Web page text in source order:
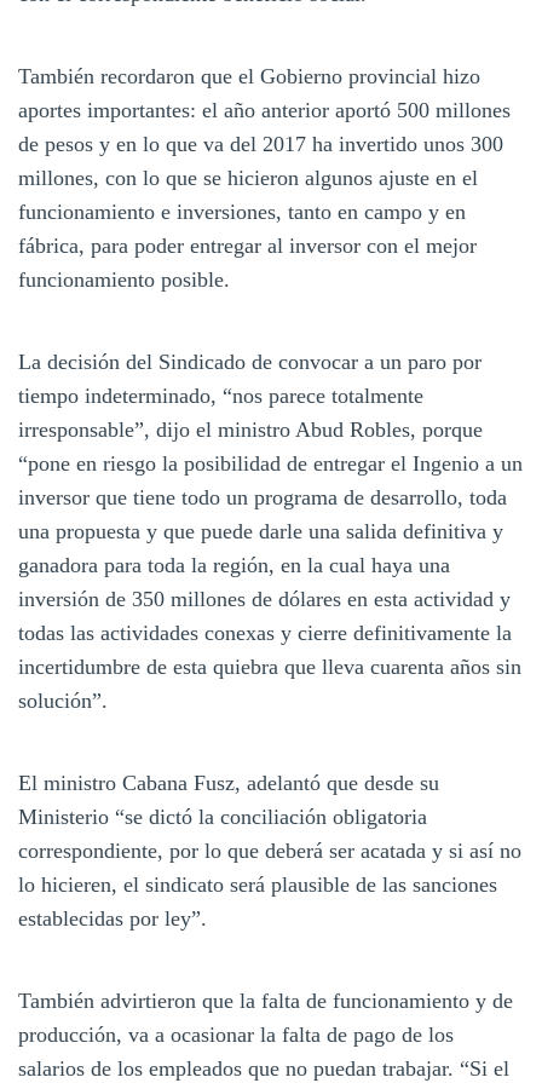
También recordaron que el Gobierno provincial hizo
aportes importantes: el año anterior aportó 500 millones
de pesos y en lo que va del 2017 ha invertido unos 300
millones, con lo que se hicieron algunos ajuste en el
funcionamiento e inversiones, tanto en campo y en
fábrica, para poder entregar al inversor con el mejor
funcionamiento posible.
La decisión del Sindicado de convocar a un paro por
tiempo indeterminado, “nos parece totalmente
irresponsable”, dijo el ministro Abud Robles, porque
“pone en riesgo la posibilidad de entregar el Ingenio a un
inversor que tiene todo un programa de desarrollo, toda
una propuesta y que puede darle una salida definitiva y
ganadora para toda la región, en la cual haya una
inversión de 350 millones de dólares en esta actividad y
todas las actividades conexas y cierre definitivamente la
incertidumbre de esta quiebra que lleva cuarenta años sin
solución”.
El ministro Cabana Fusz, adelantó que desde su
Ministerio “se dictó la conciliación obligatoria
correspondiente, por lo que deberá ser acatada y si así no
lo hicieren, el sindicato será plausible de las sanciones
establecidas por ley”.
También advirtieron que la falta de funcionamiento y de
producción, va a ocasionar la falta de pago de los
salarios de los empleados que no puedan trabajar. “Si el